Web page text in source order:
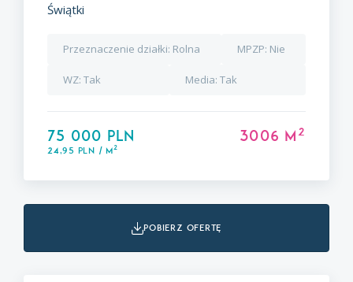
Świątki
Przeznaczenie działki: Rolna MPZP: Nie
WZ: Tak Media: Tak
75 000 PLN
24,95 PLN / m2
3006 m 2
pobierz ofertę